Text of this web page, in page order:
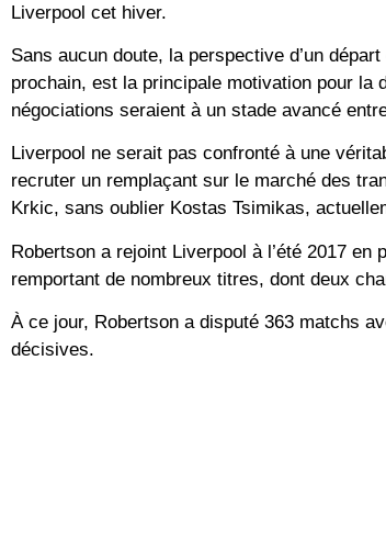
Liverpool cet hiver.
Sans aucun doute, la perspective d’un
prochain, est la principale motivation pour la
négociations seraient à un stade avancé
Liverpool ne serait pas confronté à une
recruter un remplaçant sur le marché des
Krkic, sans oublier Kostas Tsimikas,
Robertson a rejoint Liverpool à l’été 2017
remportant de nombreux titres, dont deux
À ce jour, Robertson a disputé 363 matchs
décisives.